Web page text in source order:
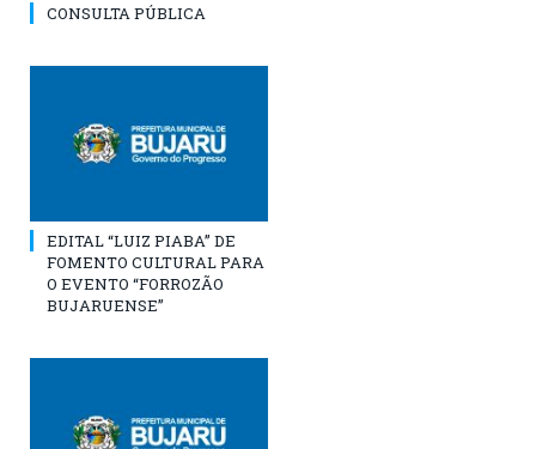
CONSULTA PÚBLICA
EDITAL “LUIZ PIABA” DE
FOMENTO CULTURAL PARA
O EVENTO “FORROZÃO
BUJARUENSE”